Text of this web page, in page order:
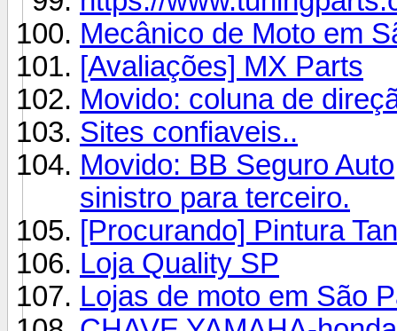
Mecânico de Moto em
[Avaliações] MX Parts
Movido: coluna de
Sites confiaveis..
Movido: BB Seguro
sinistro para terceiro.
[Procurando] Pintura
Loja Quality SP
Lojas de moto em São